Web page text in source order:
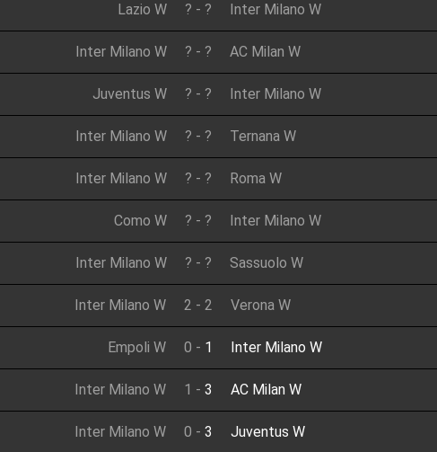
Lazio W ? - ? Inter Milano W
Inter Milano W ? - ? AC Milan W
Juventus W ? - ? Inter Milano W
Inter Milano W ? - ? Ternana W
Inter Milano W ? - ? Roma W
Como W ? - ? Inter Milano W
Inter Milano W ? - ? Sassuolo W
Inter Milano W 2 - 2 Verona W
Empoli W 0 - 1 Inter Milano W
Inter Milano W 1 - 3 AC Milan W
Inter Milano W 0 - 3 Juventus W